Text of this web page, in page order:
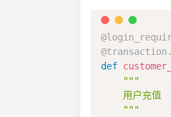
@transaction .
def
"""
    用户充值
    """